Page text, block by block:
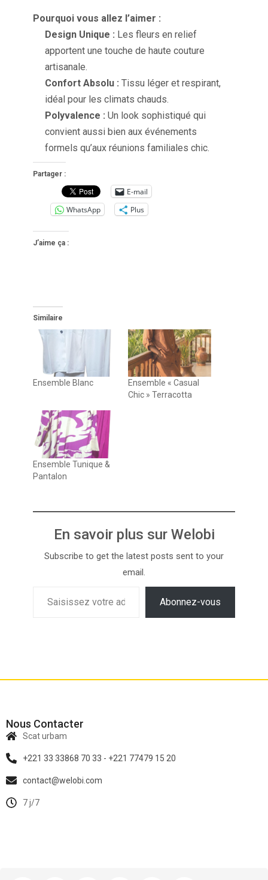
Pourquoi vous allez l’aimer :
Design Unique : Les fleurs en relief
apportent une touche de haute couture
artisanale.
Confort Absolu : Tissu léger et respirant,
idéal pour les climats chauds.
Polyvalence : Un look sophistiqué qui
convient aussi bien aux événements
formels qu’aux réunions familiales chic.
Partager :
E-mail
WhatsApp
Plus
J’aime ça :
Similaire
Ensemble Blanc
Ensemble « Casual
Chic » Terracotta
Ensemble Tunique &
Pantalon
En savoir plus sur Welobi
Subscribe to get the latest posts sent to your
email.
Abonnez-vous
Nous Contacter
Scat urbam
+221 33 33868 70 33 - +221 77479 15 20
contact@welobi.com
7 j/7